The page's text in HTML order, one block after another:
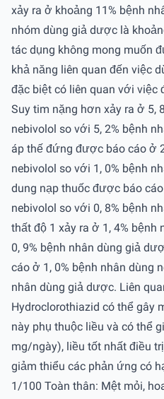
xảy ra ở khoảng 11% bệnh
nhóm dùng giả dược là
tác dụng không mong muốn
khả năng liên quan đến việc
đặc biệt có liên quan với việc
Suy tim nặng hơn xảy ra ở 5,
nebivolol so với 5, 2% bệnh
áp thế đứng được báo cáo ở
nebivolol so với 1, 0% bệnh
dung nạp thuốc được báo
nebivolol so với 0, 8% bệnh
thất độ 1 xảy ra ở 1, 4% bệnh
0, 9% bệnh nhân dùng giả
cáo ở 1, 0% bệnh nhân dùng
nhân dùng giả dược. Liên
Hydroclorothiazid có thể gây
này phụ thuộc liều và có thể
mg/ngày), liều tốt nhất điều
giảm thiểu các phản ứng có
1/100 Toàn thân: Mệt mỏi,